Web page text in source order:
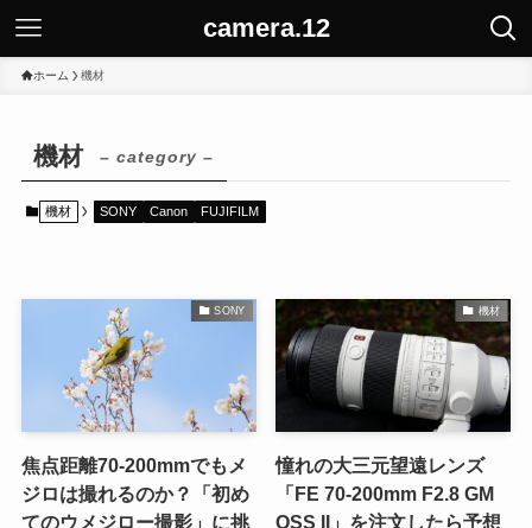
camera.12
ホーム 機材
機材 – category –
機材 SONY Canon FUJIFILM
SONY
焦点距離70-200mmでもメ
ジロは撮れるのか？「初め
てのウメジロー撮影」に挑
機材
憧れの大三元望遠レンズ
「FE 70-200mm F2.8 GM
OSS II」を注文したら予想